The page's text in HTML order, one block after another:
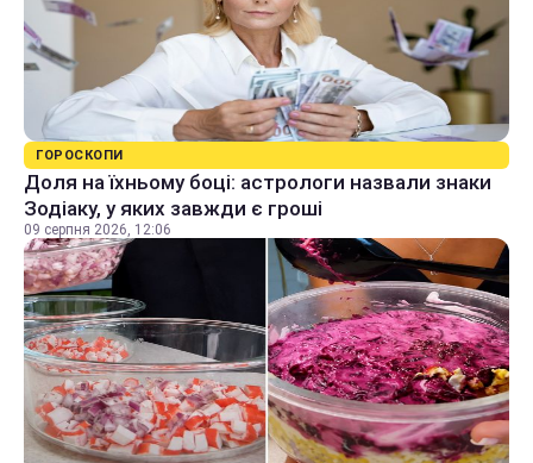
ГОРОСКОПИ
Доля на їхньому боці: астрологи назвали знаки
Зодіаку, у яких завжди є гроші
09 серпня 2026, 12:06